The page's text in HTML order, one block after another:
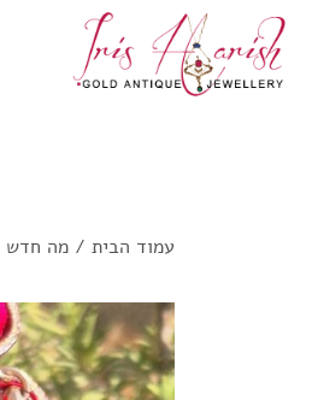
עמוד הבית / מה חדש